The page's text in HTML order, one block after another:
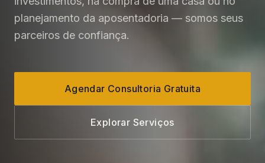
planejamento da aposentadoria — somos seus
parceiros de confiança.
Agendar Consultoria Gratuita
Explorar Serviços